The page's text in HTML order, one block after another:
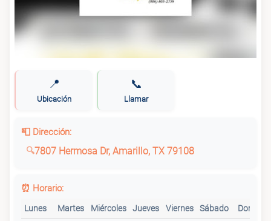
📍
Ubicación
📞
Llamar
📮 Dirección:
7807 Hermosa Dr, Amarillo, TX 79108
⏰ Horario:
Lunes Martes Miércoles Jueves Viernes Sábado